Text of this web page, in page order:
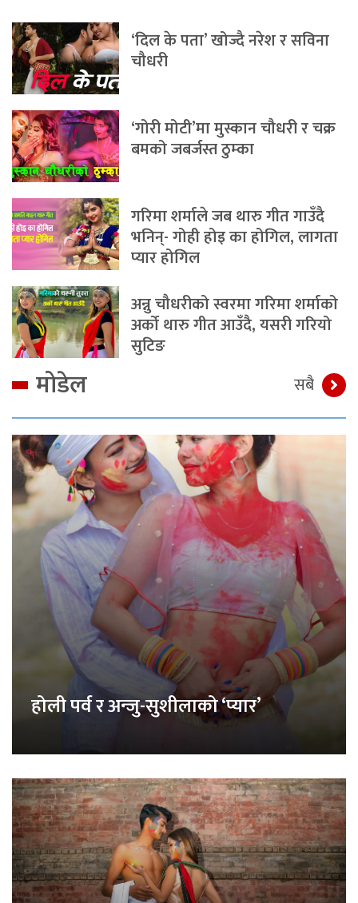
‘दिल के पता’ खोज्दै नरेश र सविना
चौधरी
‘गोरी मोटी’मा मुस्कान चौधरी र चक्र
बमको जबर्जस्त ठुम्का
गरिमा शर्माले जब थारु गीत गाउँदै
भनिन्- गोही होइ का होगिल, लागता
प्यार होगिल
अन्नु चौधरीको स्वरमा गरिमा शर्माको
अर्को थारु गीत आउँदै, यसरी गरियो
सुटिङ
मोडेल सबै
होली पर्व र अन्जु-सुशीलाको ‘प्यार’